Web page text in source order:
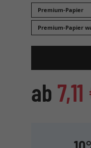
Premium-Papier
Premium-Papier
ab